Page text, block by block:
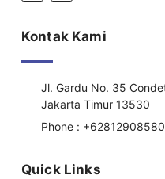
Kontak Kami
Jl. Gardu No. 35
Jakarta Timur 13530
Phone :
Quick Links